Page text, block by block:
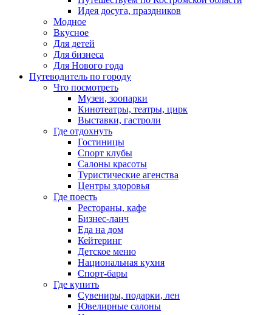
Идея досуга, праздников
Модное
Вкусное
Для детей
Для бизнеса
Для Нового года
Путеводитель по городу
Что посмотреть
Музеи, зоопарки
Кинотеатры, театры, цирк
Выставки, гастроли
Где отдохнуть
Гостиницы
Спорт клубы
Салоны красоты
Туристические агенства
Центры здоровья
Где поесть
Рестораны, кафе
Бизнес-ланч
Еда на дом
Кейтеринг
Детское меню
Национальная кухня
Спорт-бары
Где купить
Сувениры, подарки, лен
Ювелирные салоны